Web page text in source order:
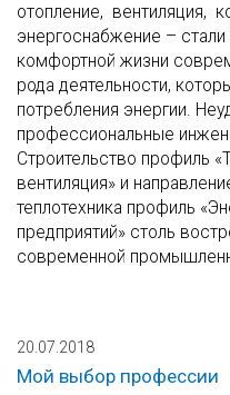
отопление, вентиляция,
энергоснабжение –
комфортной жизни
рода деятельности,
потребления энергии.
профессиональные
Строительство профиль
вентиляция» и
теплотехника профиль
предприятий» столь
современной
20.07.2018
Мой выбор профессии